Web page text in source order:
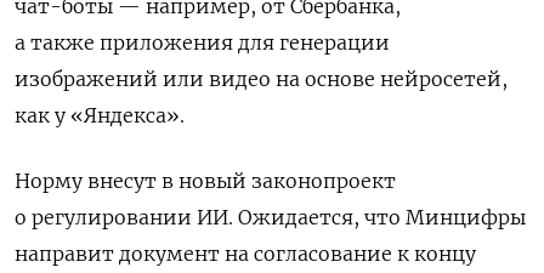
чат-боты — например, от Сбербанка,
а также приложения для генерации
изображений или видео на основе нейросетей,
как у «Яндекса».
Норму внесут в новый законопроект
о регулировании ИИ. Ожидается, что Минцифры
направит документ на согласование к концу